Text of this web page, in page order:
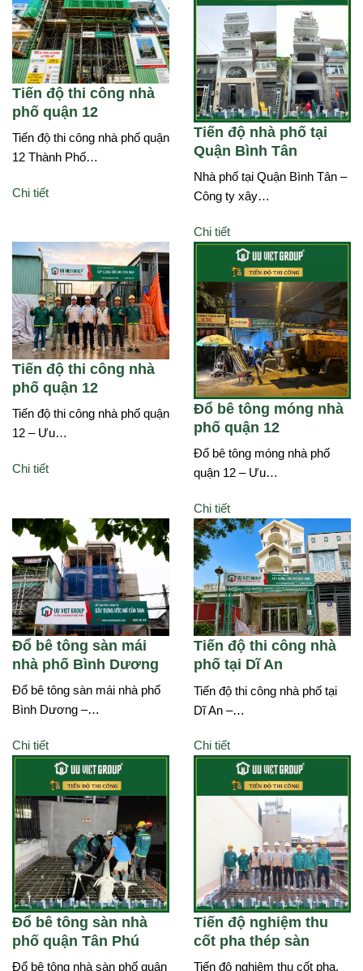
Tiến độ thi công nhà
phố quận 12
Tiến độ thi công nhà phố quận
12 Thành Phố…
Chi tiết
Tiến độ nhà phố tại
Quận Bình Tân
Nhà phố tại Quận Bình Tân –
Công ty xây…
Chi tiết
Tiến độ thi công nhà
phố quận 12
Tiến độ thi công nhà phố quận
12 – Ưu…
Chi tiết
Đổ bê tông móng nhà
phố quận 12
Đổ bê tông móng nhà phố
quận 12 – Ưu…
Chi tiết
Đổ bê tông sàn mái
nhà phố Bình Dương
Đổ bê tông sàn mái nhà phố
Bình Dương –…
Chi tiết
Tiến độ thi công nhà
phố tại Dĩ An
Tiến độ thi công nhà phố tại
Dĩ An –…
Chi tiết
Đổ bê tông sàn nhà
phố quận Tân Phú
Đổ bê tông nhà sàn phố quận
Tiến độ nghiệm thu
cốt pha thép sàn
Tiến độ nghiệm thu cốt pha,